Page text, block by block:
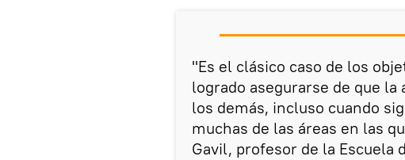
"Es el clásico caso de los
logrado asegurarse de que
los demás, incluso cuando
muchas de las áreas en las
Gavil, profesor de la Escuela